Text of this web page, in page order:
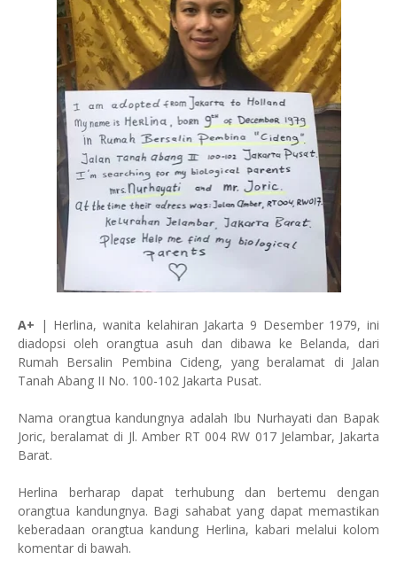
A+ | Herlina, wanita kelahiran Jakarta 9 Desember 1979, ini
diadopsi oleh orangtua asuh dan dibawa ke Belanda, dari
Rumah Bersalin Pembina Cideng, yang beralamat di Jalan
Tanah Abang II No. 100-102 Jakarta Pusat.
Nama orangtua kandungnya adalah Ibu Nurhayati dan Bapak
Joric, beralamat di Jl. Amber RT 004 RW 017 Jelambar, Jakarta
Barat.
Herlina berharap dapat terhubung dan bertemu dengan
orangtua kandungnya. Bagi sahabat yang dapat memastikan
keberadaan orangtua kandung Herlina, kabari melalui kolom
komentar di bawah.